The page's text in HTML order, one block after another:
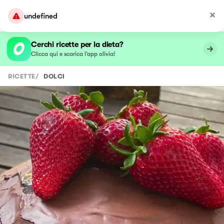
undefined
Cerchi ricette per la dieta?
Clicca qui e scarica l’app olivia!
RICETTE/ DOLCI